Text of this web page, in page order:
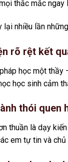
thắc mắc ngay
nhiều lần
rõ rệt kết
học một thầy
học sinh cảm
thói quen
thuần là dạy
em tự tin và